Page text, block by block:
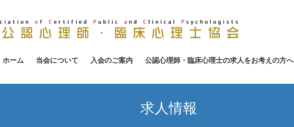
ホーム 当会について 入会のご案内 公認心理師・臨床心理士の求人をお考えの方へ
求人情報